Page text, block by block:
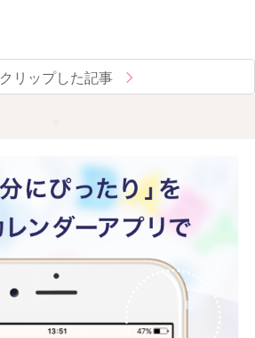
クリップした記事